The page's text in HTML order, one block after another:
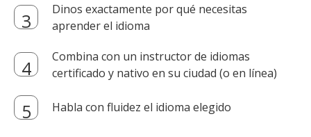
Dinos exactamente por qué necesitas
aprender el idioma
Combina con un instructor de idiomas
certificado y nativo en su ciudad (o en línea)
Habla con fluidez el idioma elegido